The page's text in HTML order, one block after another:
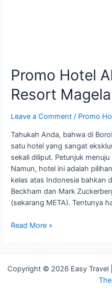
Promo Hotel
Resort
Leave a Comment / Promo
Tahukah Anda, bahwa di
satu hotel yang sangat
sekali diliput. Petunjuk
Namun, hotel ini adalah
kelas atas Indonesia bahkan
Beckham dan Mark
(sekarang META). Tentunya
Promo
Magelang
Read More »
Copyright © 2026 Easy Travel